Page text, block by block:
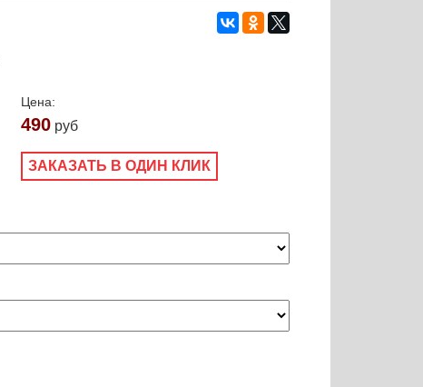
Цена:
490 руб
ЗАКАЗАТЬ В ОДИН КЛИК